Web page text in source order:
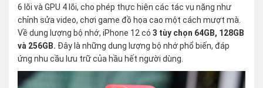
6 lõi và GPU 4 lõi, cho phép thực hiện các tác vụ nặng như
chỉnh sửa video, chơi game đồ họa cao một cách mượt mà.
Về dung lượng bộ nhớ, iPhone 12 có 3 tùy chọn 64GB, 128GB
và 256GB. Đây là những dung lượng bộ nhớ phổ biến, đáp
ứng nhu cầu lưu trữ của hầu hết người dùng.